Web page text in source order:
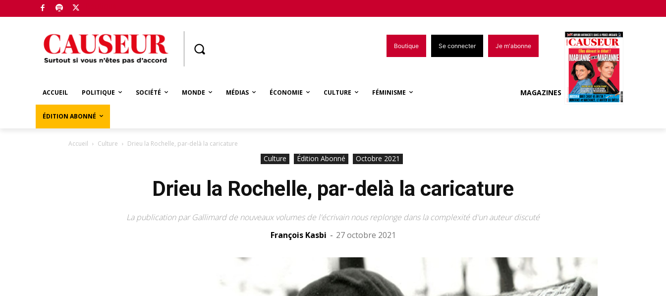
Boutique Se connecter Je m'abonne
ACCUEIL POLITIQUE SOCIÉTÉ MONDE MÉDIAS ÉCONOMIE CULTURE FÉMINISME
ÉDITION ABONNÉ
MAGAZINES
Accueil Culture Drieu la Rochelle, par-delà la caricature
Culture Édition Abonné Octobre 2021
Drieu la Rochelle, par-delà la caricature
La publication par Gallimard de nouveaux volumes de l'écrivain nous replonge dans la complexité d'un auteur discuté
François Kasbi - 27 octobre 2021